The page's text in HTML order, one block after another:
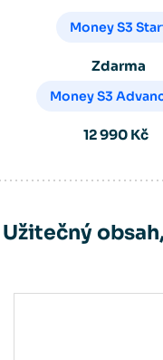
Money S3
Zdarma
Money S3
12 990 Kč
Užitečný